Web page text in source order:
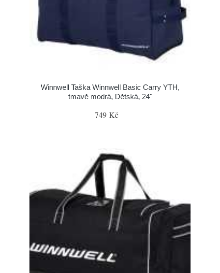
Winnwell Taška Winnwell Basic Carry YTH,
tmavě modrá, Dětská, 24"
749 Kč